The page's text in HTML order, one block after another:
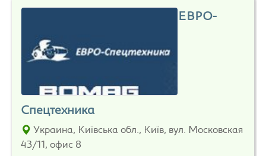
ЕВРО-
Спецтехника
Украина, Київська обл., Київ, вул. Московская
43/11, офис 8